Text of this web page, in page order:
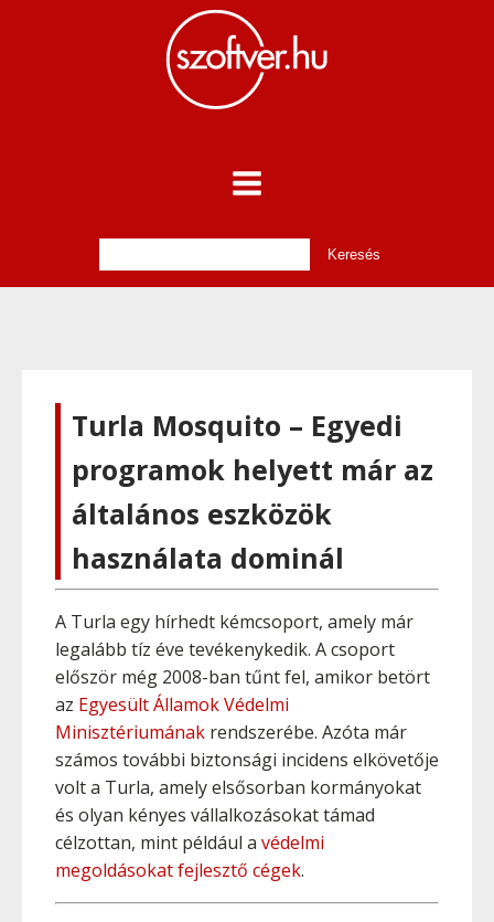
Turla Mosquito – Egyedi
programok helyett már az
általános eszközök
használata dominál
A Turla egy hírhedt kémcsoport, amely már
legalább tíz éve tevékenykedik. A csoport
először még 2008-ban tűnt fel, amikor betört
az Egyesült Államok Védelmi
Minisztériumának rendszerébe. Azóta már
számos további biztonsági incidens elkövetője
volt a Turla, amely elsősorban kormányokat
és olyan kényes vállalkozásokat támad
célzottan, mint például a védelmi
megoldásokat fejlesztő cégek.